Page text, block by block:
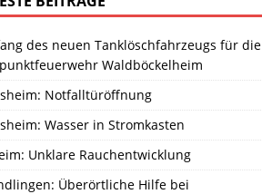
des neuen Tanklöschfahrzeugs für die
Waldböckelheim
Notfalltüröffnung
Wasser in Stromkasten
Unklare Rauchentwicklung
Überörtliche Hilfe bei